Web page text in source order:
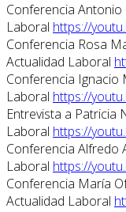
Conferencia
Laboral https://
Conferencia Rosa
Actualidad Laboral
Conferencia Ignacio
Laboral https://
Entrevista a Patricia
Laboral https://
Conferencia Alfredo
Laboral https://
Conferencia María
Actualidad Laboral